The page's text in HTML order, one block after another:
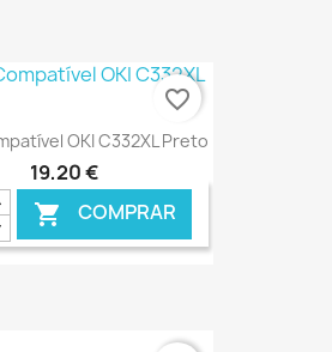
€ ONLINE
OKI C332XL Preto
19,20 €
 COMPRAR
favorite_border